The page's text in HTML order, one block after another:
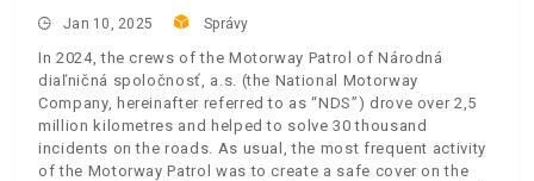
Jan 10, 2025 Správy
In 2024, the crews of the Motorway Patrol of Národná
diaľničná spoločnosť, a.s. (the National Motorway
Company, hereinafter referred to as “NDS”) drove over 2,5
million kilometres and helped to solve 30 thousand
incidents on the roads. As usual, the most frequent activity
of the Motorway Patrol was to create a safe cover on the